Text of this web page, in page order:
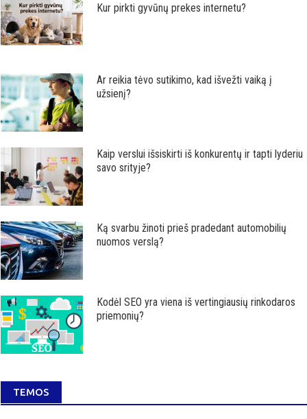
Kur pirkti gyvūnų prekes internetu?
Ar reikia tėvo sutikimo, kad išvežti vaiką į
užsienį?
Kaip verslui išsiskirti iš konkurentų ir tapti lyderiu
savo srityje?
Ką svarbu žinoti prieš pradedant automobilių
nuomos verslą?
Kodėl SEO yra viena iš vertingiausių rinkodaros
priemonių?
TEMOS